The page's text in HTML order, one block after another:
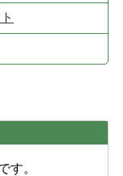
す。